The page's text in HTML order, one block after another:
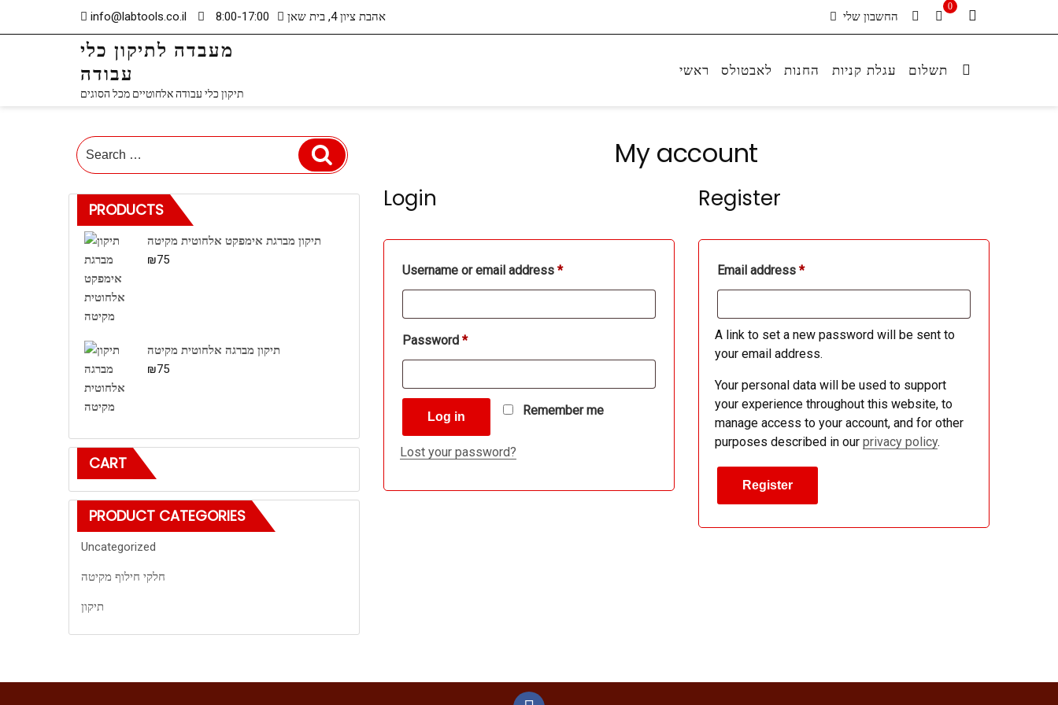
info@labtools.co.il אהבת ציון 4, בית שאן 8:00-17:00 החשבון שלי
0
מעבדה לתיקון כלי
עבודה
תיקון כלי עבודה אלחוטיים מכל הסוגים
ראשי לאבטולס החנות עגלת קניות תשלום
Search
for:
Search
PRODUCTS
תיקון מברגת אימפקט אלחוטית מקיטה
₪75
תיקון מברגה אלחוטית מקיטה
₪75
CART
PRODUCT CATEGORIES
Uncategorized
חלקי חילוף מקיטה
תיקון
My account
Login
Username or email address *Required
Password *Required
Remember me
Log in
Lost your password?
Register
Email address*Required
A link to set a new password will be sent to
your email address.
Your personal data will be used to support
your experience throughout this website, to
manage access to your account, and for other
purposes described in ourprivacy policy.
Register